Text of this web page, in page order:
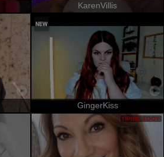
KarenVillis
GingerKiss
ΠΡΙΒΈ ΣΌΟΥ